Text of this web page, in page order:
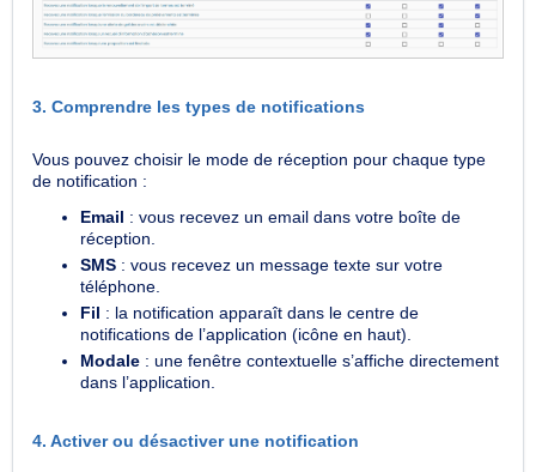
3. Comprendre les types de notifications
Vous pouvez choisir le mode de réception pour chaque type
de notification :
Email : vous recevez un email dans votre boîte de
réception.
SMS : vous recevez un message texte sur votre
téléphone.
Fil : la notification apparaît dans le centre de
notifications de l’application (icône en haut).
Modale : une fenêtre contextuelle s’affiche directement
dans l’application.
4. Activer ou désactiver une notification